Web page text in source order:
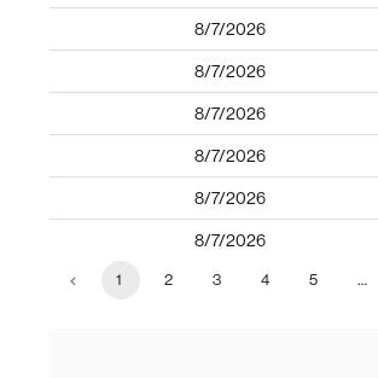
8/7/2026
8/7/2026
8/7/2026
8/7/2026
8/7/2026
8/7/2026
1 2 3 4 5 …